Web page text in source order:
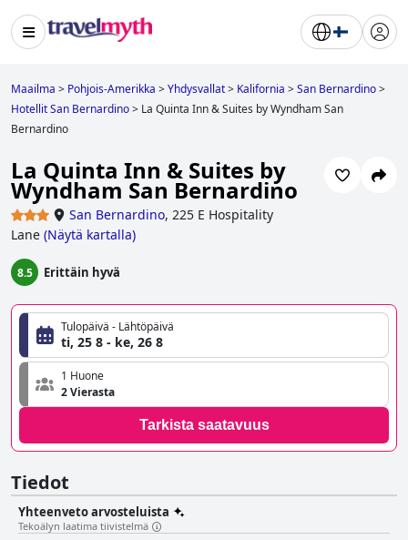
Maailma > Pohjois-Amerikka >Yhdysvallat> Kalifornia >San Bernardino>
Hotellit San Bernardino> La Quinta Inn & Suites by Wyndham San
Bernardino
La Quinta Inn & Suites by
Wyndham San Bernardino
San Bernardino, 225 E Hospitality
Lane (Näytä kartalla)
8.5 Erittäin hyvä
Tulopäivä - Lähtöpäivä
ti, 25 8 - ke, 26 8
1 Huone
2 Vierasta
Tarkista saatavuus
Tiedot
Yhteenveto arvosteluista
Tekoälyn laatima tiivistelmä